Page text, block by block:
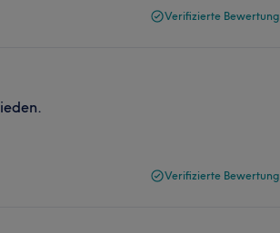
Verifizierte Bewertung
Verifizierte Bewertung